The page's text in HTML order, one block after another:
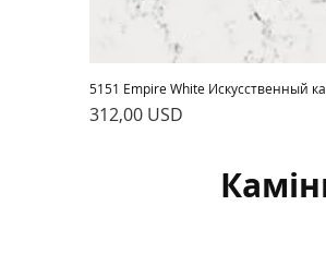
5151 Empire White Искусственный
Ціна
312,00 USD